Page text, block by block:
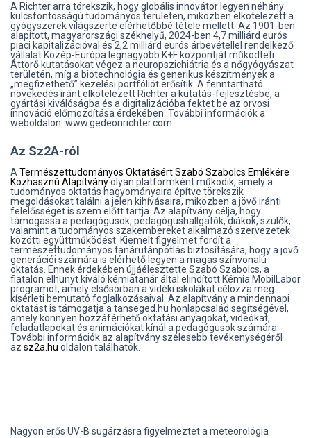
A Richter arra törekszik, hogy globális innovátor legyen néhány
kulcsfontosságú tudományos területen, miközben elkötelezett a
gyógyszerek világszerte elérhetőbbé tétele mellett. Az 1901-ben
alapított, magyarországi székhelyű, 2024-ben 4,7 milliárd eurós
piaci kapitalizációval és 2,2 milliárd eurós árbevétellel rendelkező
vállalat Közép-Európa legnagyobb K+F központját működteti.
Áttörő kutatásokat végez a neuropszichiátria és a nőgyógyászat
területén, míg a biotechnológia és generikus készítmények a
„megfizethető” kezelési portfóliót erősítik. A fenntartható
növekedés iránt elkötelezett Richter a kutatás-fejlesztésbe, a
gyártási kiválóságba és a digitalizációba fektet be az orvosi
innováció előmozdítása érdekében. További információk a
weboldalon: www.gedeonrichter.com
Az Sz2A-ról
ATermészettudományos Oktatásért Szabó Szabolcs Emlékére
Közhasznú Alapítványolyan platformként működik, amely a
tudományos oktatás hagyományaira építve törekszik
megoldásokat találni a jelen kihívásaira, miközben a jövő iránti
felelősséget is szem előtt tartja. Az alapítvány célja, hogy
támogassa a pedagógusok, pedagógushallgatók, diákok, szülők,
valamint a tudományos szakembereket alkalmazó szervezetek
közötti együttműködést. Kiemelt figyelmet fordít a
természettudományos tanárutánpótlás biztosítására, hogy a jövő
generációi számára is elérhető legyen a magas színvonalú
oktatás. Ennek érdekében újjáélesztette Szabó Szabolcs, a
fiatalon elhunyt kiváló kémiatanár által elindított Kémia MobilLabor
programot, amely elsősorban a vidéki iskolákat célozza meg
kísérleti bemutató foglalkozásaival. Az alapítvány a mindennapi
oktatást is támogatja a tanseged.hu honlapcsalád segítségével,
amely könnyen hozzáférhető oktatási anyagokat, videókat,
feladatlapokat és animációkat kínál a pedagógusok számára.
További információk az alapítvány szélesebb tevékenységéről
az sz2a.hu oldalon találhatók.
Nagyon erős UV-B sugárzásra figyelmeztet a meteorológia